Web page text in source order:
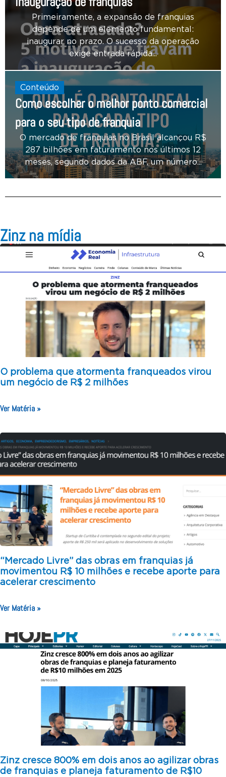
Primeiramente, a expansão de franquias
depende de um elemento fundamental:
inaugurar no prazo. O sucesso da operação
exige entrada rápida...
Conteúdo
Como escolher o melhor ponto comercial
para o seu tipo de franquia
O mercado de franquias no Brasil alcançou R$
287 bilhões em faturamento nos últimos 12
meses, segundo dados da ABF, um número...
Zinz na mídia
O problema que atormenta franqueados virou
um negócio de R$ 2 milhões
Ver Matéria »
“Mercado Livre” das obras em franquias já
movimentou R$ 10 milhões e recebe aporte para
acelerar crescimento
Ver Matéria »
Zinz cresce 800% em dois anos ao agilizar obras
de franquias e planeja faturamento de R$10